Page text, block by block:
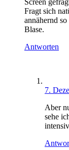
Screen
Fragt sich
annähernd
Blase.
Antworten
7.
Aber
sehe